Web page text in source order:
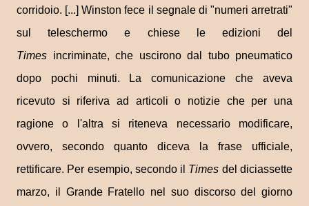
corridoio. [...] Winston fece il segnale di "numeri arretrati"
sul teleschermo e chiese le edizioni del
Times incriminate, che uscirono dal tubo pneumatico
dopo pochi minuti. La comunicazione che aveva
ricevuto si riferiva ad articoli o notizie che per una
ragione o l'altra si riteneva necessario modificare,
ovvero, secondo quanto diceva la frase ufficiale,
rettificare. Per esempio, secondo il Times del diciassette
marzo, il Grande Fratello nel suo discorso del giorno